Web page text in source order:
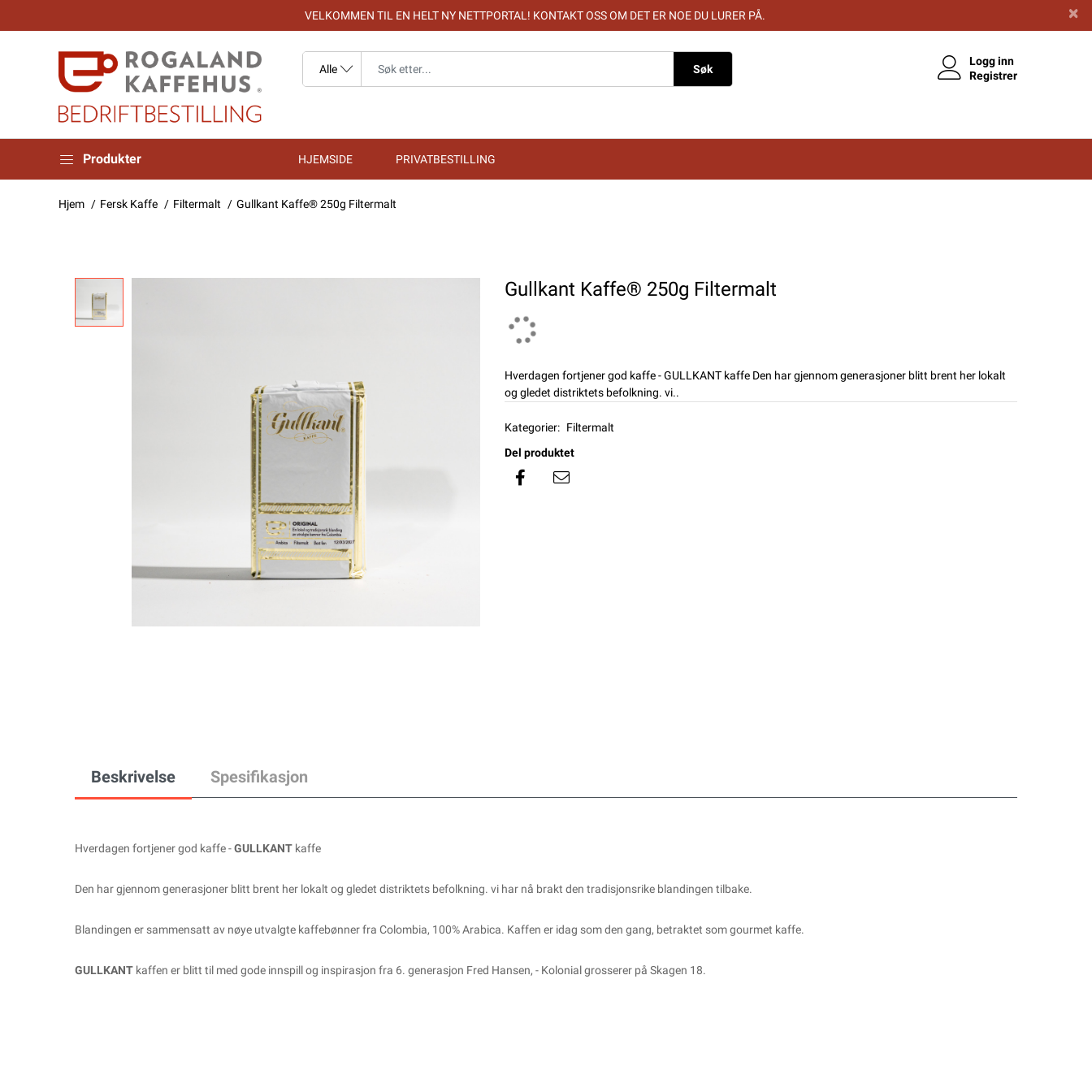
VELKOMMEN TIL EN HELT NY NETTPORTAL! KONTAKT OSS OM DET ER NOE DU LURER PÅ.
Søk
Logg inn
Registrer
Produkter HJEMSIDE PRIVATBESTILLING
Hjem Fersk Kaffe Filtermalt Gullkant Kaffe® 250g Filtermalt
Gullkant Kaffe® 250g Filtermalt
Hverdagen fortjener god kaffe - GULLKANT kaffe Den har gjennom generasjoner blitt brent her lokalt
og gledet distriktets befolkning. vi..
Kategorier: Filtermalt
Del produktet
Beskrivelse Spesifikasjon
Hverdagen fortjener god kaffe -GULLKANT kaffe
Den har gjennom generasjoner blitt brent her lokalt og gledet distriktets befolkning. vi har nå brakt den tradisjonsrike blandingen tilbake.
Blandingen er sammensatt av nøye utvalgte kaffebønner fra Colombia, 100% Arabica. Kaffen er idag som den gang, betraktet som gourmet kaffe.
GULLKANT kaffen er blitt til med gode innspill og inspirasjon fra 6. generasjon Fred Hansen, - Kolonial grosserer på Skagen 18.